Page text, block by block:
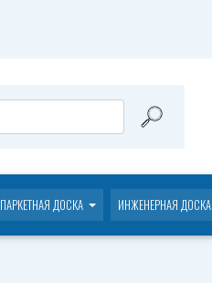
ПАРКЕТНАЯ ДОСКА ИНЖЕНЕРНАЯ ДОСКА